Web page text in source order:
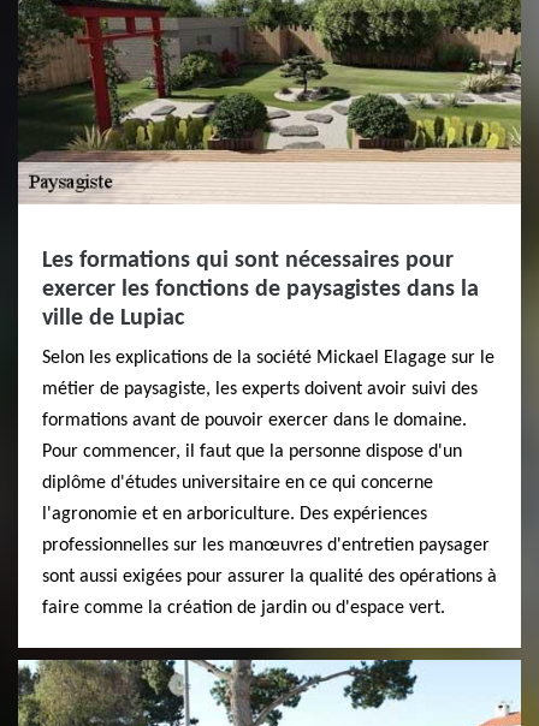
Les formations qui sont nécessaires pour
exercer les fonctions de paysagistes dans la
ville de Lupiac
Selon les explications de la société Mickael Elagage sur le
métier de paysagiste, les experts doivent avoir suivi des
formations avant de pouvoir exercer dans le domaine.
Pour commencer, il faut que la personne dispose d'un
diplôme d'études universitaire en ce qui concerne
l'agronomie et en arboriculture. Des expériences
professionnelles sur les manœuvres d'entretien paysager
sont aussi exigées pour assurer la qualité des opérations à
faire comme la création de jardin ou d'espace vert.